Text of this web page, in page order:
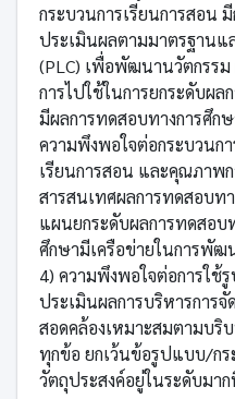
กระบวนการเรียนการสอน
ประเมินผลตามมาตรฐาน
(PLC) เพื่อพัฒนานวัตกรร
การไปใช้ในการยกระดับผล
มีผลการทดสอบทางการศึก
ความพึงพอใจต่อกระบวนก
เรียนการสอน และคุณภาพ
สารสนเทศผลการทดสอบท
แผนยกระดับผลการทดสอบ
ศึกษามีเครือข่ายในการพั
4) ความพึงพอใจต่อการใ
ประเมินผลการบริหารการ
สอดคล้องเหมาะสมตามบริ
ทุกข้อ ยกเว้นข้อรูปแบบ/กร
วัตถุประสงค์อยู่ในระดับมา